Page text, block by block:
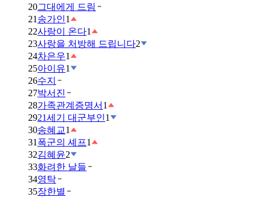
20그대에게 드림
21 송가인1
22사랑이 온다1
23사랑을 처방해 드립니다2
24차은우1
25아이유1
26수지
27박서진
28가족관계증명서 1
2921세기 대군부인1
30송혜교1
31 폭군의 셰프1
32김혜윤2
33화려한 날들
34영탁
35장한별